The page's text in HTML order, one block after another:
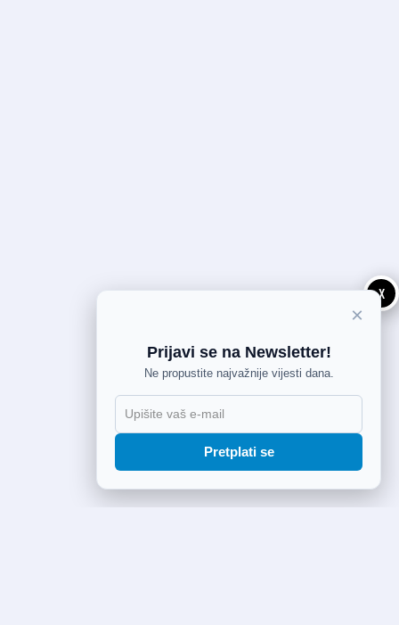
X
×
Prijavi se na Newsletter!
Ne propustite najvažnije vijesti dana.
Pretplati se